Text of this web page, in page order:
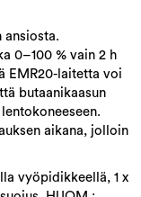
ansiosta.
0–100 % vain 2 h
EMR20-laitetta voi
butaanikaasun
aikana, jolloin
vyöpidikkeellä, 1 x